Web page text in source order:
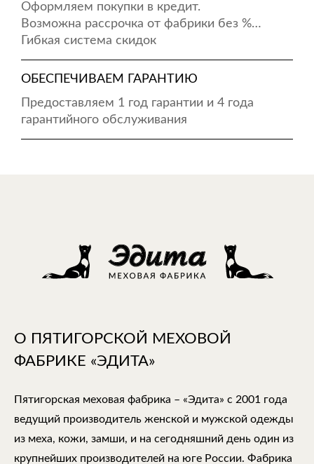
Оформляем покупки в кредит.
Возможна рассрочка от фабрики без %…
Гибкая система скидок
ОБЕСПЕЧИВАЕМ ГАРАНТИЮ
Предоставляем 1 год гарантии и 4 года
гарантийного обслуживания
О ПЯТИГОРСКОЙ МЕХОВОЙ
ФАБРИКЕ «ЭДИТА»
Пятигорская меховая фабрика – «Эдита» с 2001 года
ведущий производитель женской и мужской одежды
из меха, кожи, замши, и на сегодняшний день один из
крупнейших производителей на юге России. Фабрика